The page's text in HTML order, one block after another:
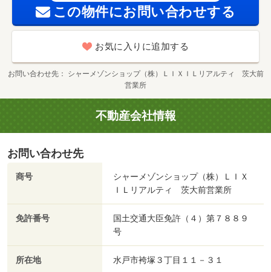
この物件にお問い合わせする
お気に入りに追加する
お問い合わせ先
シャーメゾンショップ（株）ＬＩＸＩＬリアルティ 茨大前
営業所
不動産会社情報
お問い合わせ先
商号
シャーメゾンショップ（株）ＬＩＸ
ＩＬリアルティ 茨大前営業所
免許番号
国土交通大臣免許（４）第７８８９
号
所在地 水戸市袴塚３丁目１１－３１